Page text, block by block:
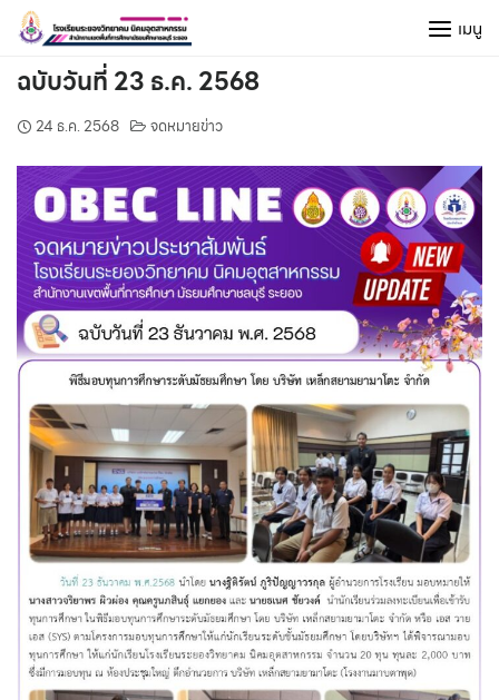
Skip
content
เมนู
ฉบับวันที่ 23 ธ.ค. 2568
24 ธ.ค. 2568 จดหมายข่าว